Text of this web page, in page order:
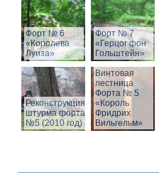
Форт № 6
«Королева
Луиза»
Форт № 7
«Герцог фон
Гольштейн»
Реконструкция
штурма форта
№5 (2010 год)
Винтовая
лестница
Форта № 5
«Король
Фридрих
Вильгельм»